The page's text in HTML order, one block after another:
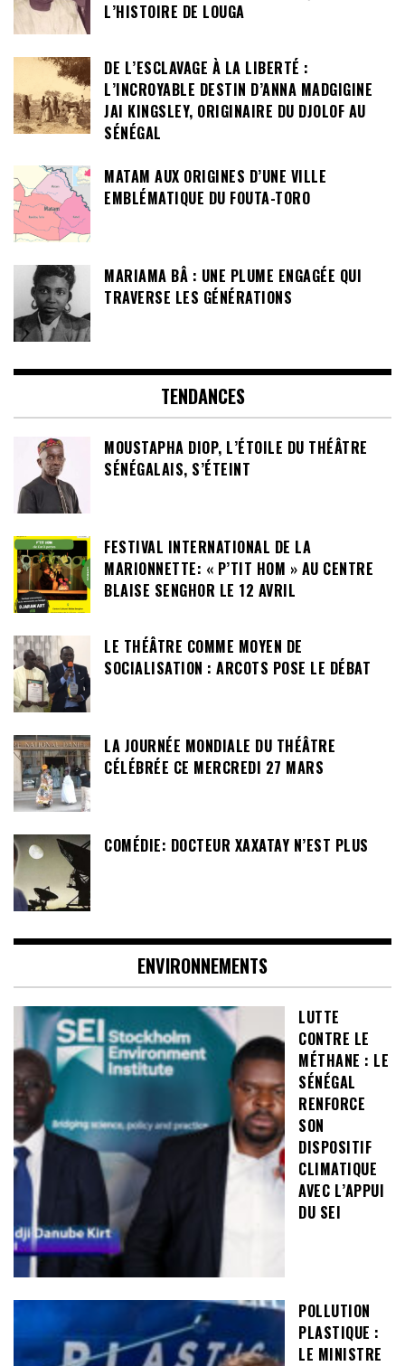
L’HISTOIRE DE LOUGA
DE L’ESCLAVAGE À LA LIBERTÉ :
L’INCROYABLE DESTIN D’ANNA MADGIGINE
JAI KINGSLEY, ORIGINAIRE DU DJOLOF AU
SÉNÉGAL
MATAM AUX ORIGINES D’UNE VILLE
EMBLÉMATIQUE DU FOUTA-TORO
MARIAMA BÂ : UNE PLUME ENGAGÉE QUI
TRAVERSE LES GÉNÉRATIONS
TENDANCES
MOUSTAPHA DIOP, L’ÉTOILE DU THÉÂTRE
SÉNÉGALAIS, S’ÉTEINT
FESTIVAL INTERNATIONAL DE LA
MARIONNETTE: « P’TIT HOM » AU CENTRE
BLAISE SENGHOR LE 12 AVRIL
LE THÉÂTRE COMME MOYEN DE
SOCIALISATION : ARCOTS POSE LE DÉBAT
LA JOURNÉE MONDIALE DU THÉÂTRE
CÉLÉBRÉE CE MERCREDI 27 MARS
COMÉDIE: DOCTEUR XAXATAY N’EST PLUS
ENVIRONNEMENTS
LUTTE
CONTRE LE
MÉTHANE : LE
SÉNÉGAL
RENFORCE
SON
DISPOSITIF
CLIMATIQUE
AVEC L’APPUI
DU SEI
POLLUTION
PLASTIQUE :
LE MINISTRE